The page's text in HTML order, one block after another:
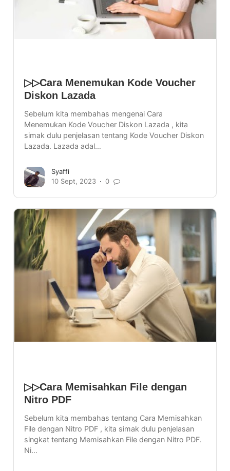
▷▷Cara Menemukan Kode Voucher
Diskon Lazada
Sebelum kita membahas mengenai Cara
Menemukan Kode Voucher Diskon Lazada , kita
simak dulu penjelasan tentang Kode Voucher Diskon
Lazada. Lazada adal…
Syaffi
10 Sept, 2023
0
▷▷Cara Memisahkan File dengan
Nitro PDF
Sebelum kita membahas tentang Cara Memisahkan
File dengan Nitro PDF , kita simak dulu penjelasan
singkat tentang Memisahkan File dengan Nitro PDF.
Ni…